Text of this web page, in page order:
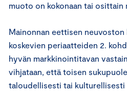
muoto on kokonaan tai osittain
Mainonnan eettisen
koskevien periaatteiden 2.
hyvän markkinointitavan
vihjataan, että toisen
taloudellisesti tai kulturellisesti